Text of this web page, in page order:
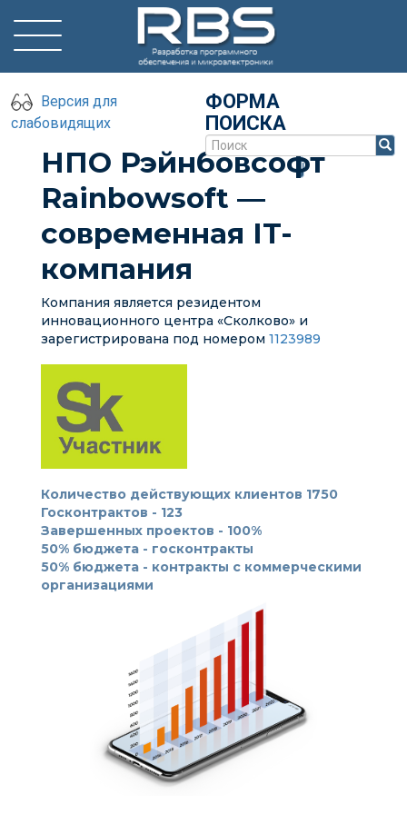
Версия для
слабовидящих
ФОРМА
ПОИСКА
Поиск
НПО Рэйнбовсофт
Rainbowsoft —
современная IT-
компания
Компания является резидентом
инновационного центра «Сколково» и
зарегистрирована под номером 1123989
Количество действующих клиентов 1750
Госконтрактов - 123
Завершенных проектов - 100%
50% бюджета - госконтракты
50% бюджета - контракты с коммерческими
организациями